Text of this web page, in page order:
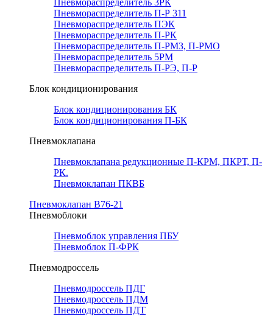
Пневмораспределитель 3РК
Пневмораспределитель П-Р 311
Пневмораспределитель ПЭК
Пневмораспределитель П-РК
Пневмораспределитель П-РМЗ, П-РМО
Пневмораспределитель 5РМ
Пневмораспределитель П-РЭ, П-Р
Блок кондиционирования
Блок кондиционирования БК
Блок кондиционирования П-БК
Пневмоклапана
Пневмоклапана редукционные П-КРМ, ПКРТ, П-
РК.
Пневмоклапан ПКВБ
Пневмоклапан В76-21
Пневмоблоки
Пневмоблок управления ПБУ
Пневмоблок П-ФРК
Пневмодроссель
Пневмодроссель ПДГ
Пневмодроссель ПДМ
Пневмодроссель ПДТ